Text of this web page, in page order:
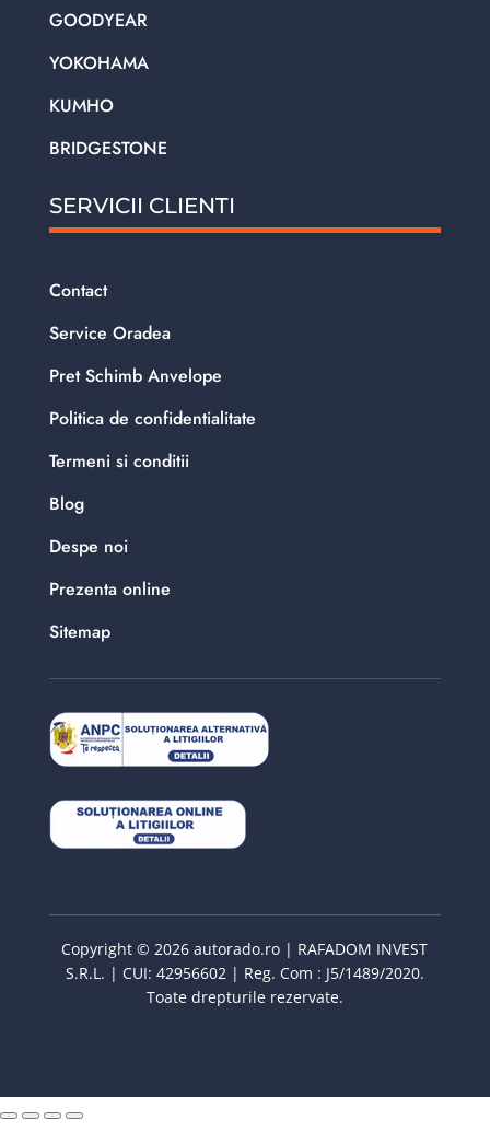
GOODYEAR
YOKOHAMA
KUMHO
BRIDGESTONE
SERVICII CLIENTI
Contact
Service Oradea
Pret Schimb Anvelope
Politica de confidentialitate
Termeni si conditii
Blog
Despe noi
Prezenta online
Sitemap
Copyright © 2026 autorado.ro | RAFADOM INVEST
S.R.L. | CUI: 42956602 | Reg. Com : J5/1489/2020.
Toate drepturile rezervate.